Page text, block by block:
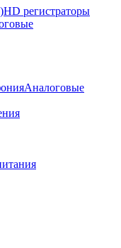
HD регистраторы
Аналоговые